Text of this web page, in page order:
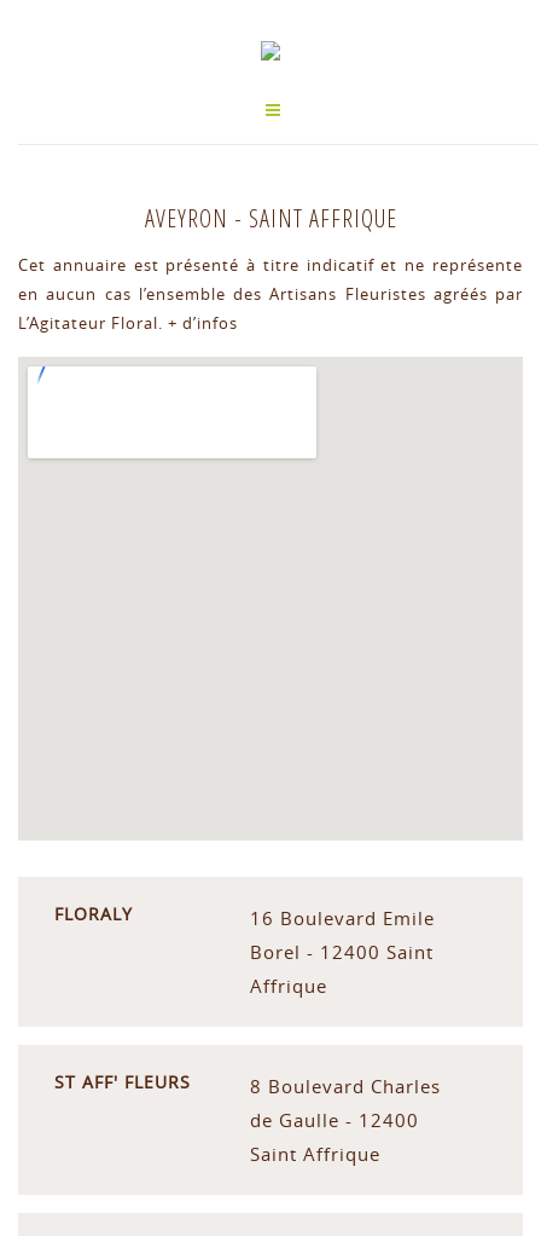
AVEYRON - SAINT AFFRIQUE
Cet annuaire est présenté à titre indicatif et ne représente
en aucun cas l’ensemble des Artisans Fleuristes agréés par
L’Agitateur Floral. + d’infos
FLORALY
16 Boulevard Emile
Borel - 12400 Saint
Affrique
ST AFF' FLEURS
8 Boulevard Charles
de Gaulle - 12400
Saint Affrique